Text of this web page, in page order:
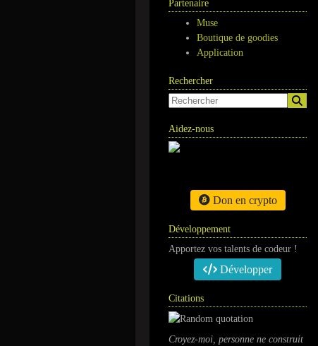
Partenaire
Muse
Boutique de goodies
Application
Rechercher
Aidez-nous
Don en crypto
Développement
Apportez vos talents de codeur !
Développer
Citations
Croyez-moi, personne ne construit